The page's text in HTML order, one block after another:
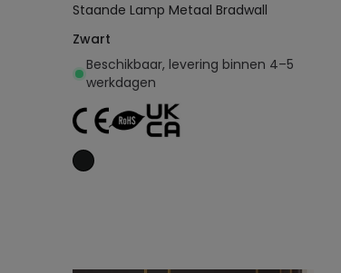
Staande Lamp Metaal Bradwall
Zwart
Beschikbaar, levering binnen 4–5
werkdagen